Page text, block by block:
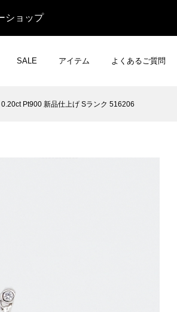
ショップ
SALE アイテム よくあるご質問
Pt900 新品仕上げ Sランク 516206